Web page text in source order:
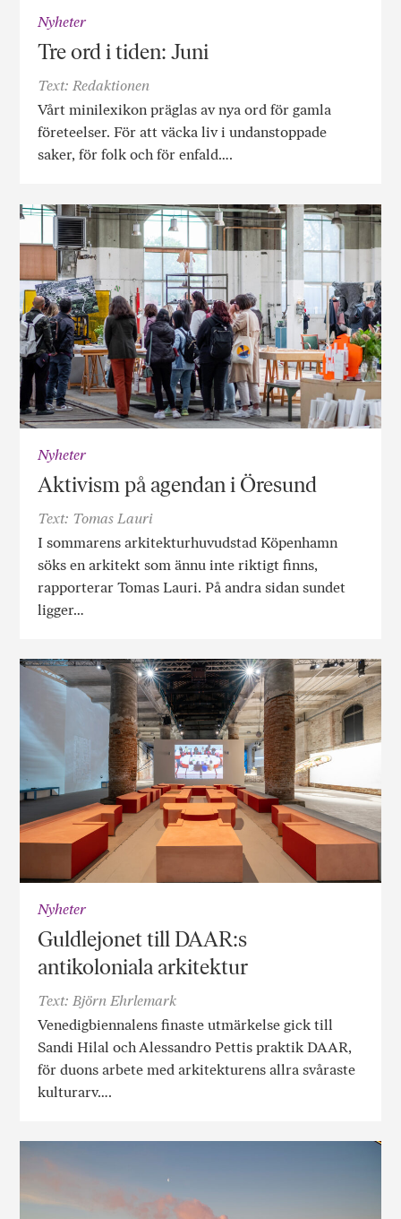
Nyheter
Tre ord i tiden: Juni
Text: Redaktionen
Vårt minilexikon präglas av nya ord för gamla
företeelser. För att väcka liv i undanstoppade
saker, för folk och för enfald….
Nyheter
Aktivism på agendan i Öresund
Text: Tomas Lauri
I sommarens arkitekturhuvudstad Köpenhamn
söks en arkitekt som ännu inte riktigt finns,
rapporterar Tomas Lauri. På andra sidan sundet
ligger…
Nyheter
Guldlejonet till DAAR:s
antikoloniala arkitektur
Text: Björn Ehrlemark
Venedigbiennalens finaste utmärkelse gick till
Sandi Hilal och Alessandro Pettis praktik DAAR,
för duons arbete med arkitekturens allra svåraste
kulturarv….